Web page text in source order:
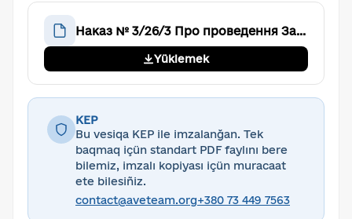
Наказ № 3/26/3 Про проведення Загальних Зборів
Yüklemek
KEP
Bu vesiqa KEP ile imzalanğan. Tek
baqmaq içün standart PDF faylını bere
bilemiz, imzalı kopiyası içün muracaat
ete bilesiñiz.
contact@aveteam.org+380 73 449 7563